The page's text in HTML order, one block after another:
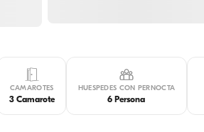
CAMAROTES
3 Camarote
HUESPEDES CON PERNOCTA
6 Persona